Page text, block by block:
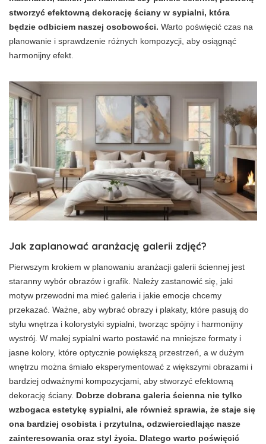
stworzyć efektowną dekorację ściany w sypialni, która
będzie odbiciem naszej osobowości. Warto poświęcić czas na
planowanie i sprawdzenie różnych kompozycji, aby osiągnąć
harmonijny efekt.
Jak zaplanować aranżację galerii zdjęć?
Pierwszym krokiem w planowaniu aranżacji galerii ściennej jest
staranny wybór obrazów i grafik. Należy zastanowić się, jaki
motyw przewodni ma mieć galeria i jakie emocje chcemy
przekazać. Ważne, aby wybrać obrazy i plakaty, które pasują do
stylu wnętrza i kolorystyki sypialni, tworząc spójny i harmonijny
wystrój. W małej sypialni warto postawić na mniejsze formaty i
jasne kolory, które optycznie powiększą przestrzeń, a w dużym
wnętrzu można śmiało eksperymentować z większymi obrazami i
bardziej odważnymi kompozycjami, aby stworzyć efektowną
dekorację ściany. Dobrze dobrana galeria ścienna nie tylko
wzbogaca estetykę sypialni, ale również sprawia, że staje się
ona bardziej osobista i przytulna, odzwierciedlając nasze
zainteresowania oraz styl życia. Dlatego warto poświęcić